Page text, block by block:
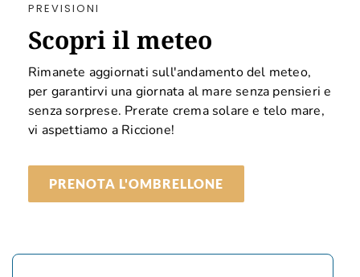
PREVISIONI
Scopri il meteo
Rimanete aggiornati sull'andamento del meteo,
per garantirvi una giornata al mare senza pensieri e
senza sorprese. Prerate crema solare e telo mare,
vi aspettiamo a Riccione!
PRENOTA L'OMBRELLONE